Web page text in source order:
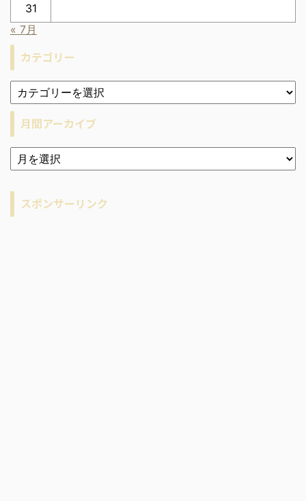
31
« 7月
カテゴリー
月間アーカイブ
ア
ー
ブ
スポンサーリンク